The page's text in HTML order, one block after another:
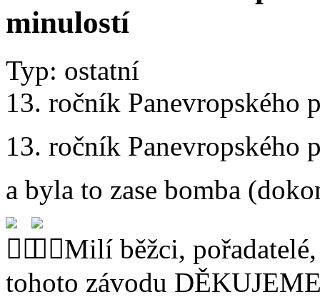
minulostí
Typ: ostatní
13. ročník Panevropského
13. ročník Panevropského
a byla to zase bomba
Milí běžci,
tohoto závodu